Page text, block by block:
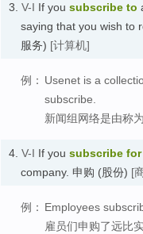
3. V-I If you subscribe to
saying that you wish to
服务) [计算机]
例： Usenet is a
subscribe.
新闻组网络是由称
4. V-I If you subscribe for
company. 申购 (股份) [
例： Employees
雇员们申购了远比